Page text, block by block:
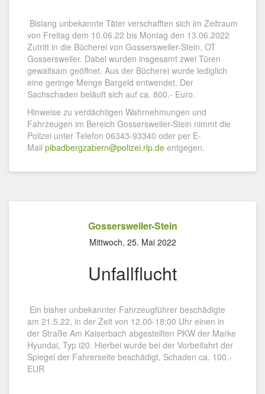
Bislang unbekannte Täter verschafften sich im Zeitraum
von Freitag dem 10.06.22 bis Montag den 13.06.2022
Zutritt in die Bücherei von Gossersweiler-Stein, OT
Gossersweiler. Dabei wurden insgesamt zwei Türen
gewaltsam geöffnet. Aus der Bücherei wurde lediglich
eine geringe Menge Bargeld entwendet. Der
Sachschaden beläuft sich auf ca. 800.- Euro.
Hinweise zu verdächtigen Wahrnehmungen und
Fahrzeugen im Bereich Gossersweiler-Stein nimmt die
Polizei unter Telefon 06343-93340 oder per E-
Mail pibadbergzabern@polizei.rlp.de entgegen.
Gossersweiler-Stein
Mittwoch, 25. Mai 2022
Unfallflucht
Ein bisher unbekannter Fahrzeugführer beschädigte
am 21.5.22, in der Zeit von 12.00-18:00 Uhr einen in
der Straße Am Kaiserbach abgestellten PKW der Marke
Hyundai, Typ i20. Hierbei wurde bei der Vorbeifahrt der
Spiegel der Fahrerseite beschädigt, Schaden ca. 100.-
EUR